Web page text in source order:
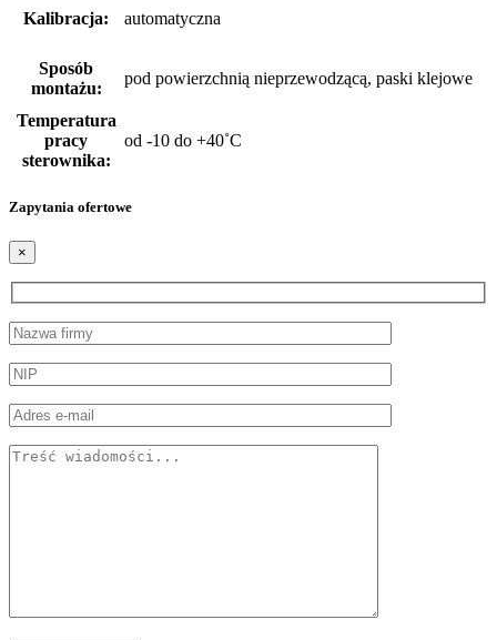
Kalibracja: automatyczna
Sposób
montażu:
pod powierzchnią nieprzewodzącą, paski klejowe
Temperatura
pracy
sterownika:
od -10 do +40˚C
Zapytania ofertowe
×